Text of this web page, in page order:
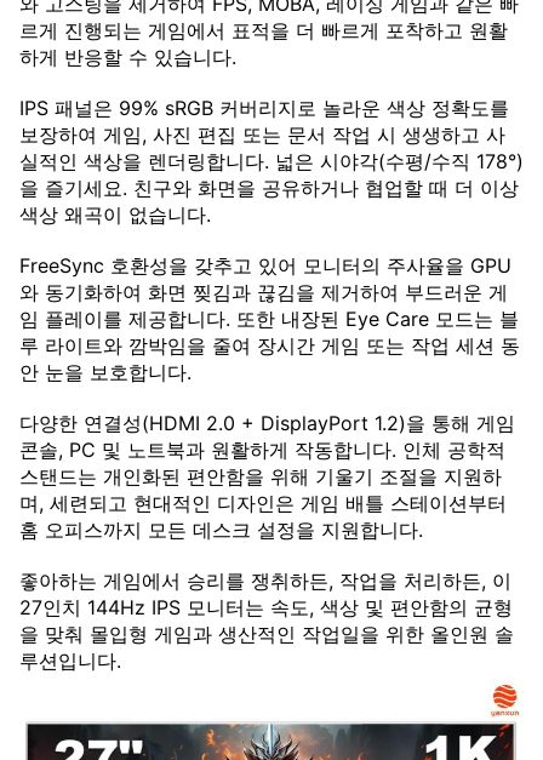
르게 진행되는 게임에서 표적을 더 빠르게 포착하고 원활
하게 반응할 수 있습니다.
IPS 패널은 99% sRGB 커버리지로 놀라운 색상 정확도를
보장하여 게임, 사진 편집 또는 문서 작업 시 생생하고 사
실적인 색상을 렌더링합니다. 넓은 시야각(수평/수직 178°)
을 즐기세요. 친구와 화면을 공유하거나 협업할 때 더 이상
색상 왜곡이 없습니다.
FreeSync 호환성을 갖추고 있어 모니터의 주사율을 GPU
와 동기화하여 화면 찢김과 끊김을 제거하여 부드러운 게
임 플레이를 제공합니다. 또한 내장된 Eye Care 모드는 블
루 라이트와 깜박임을 줄여 장시간 게임 또는 작업 세션 동
안 눈을 보호합니다.
다양한 연결성(HDMI 2.0 + DisplayPort 1.2)을 통해 게임
콘솔, PC 및 노트북과 원활하게 작동합니다. 인체 공학적
스탠드는 개인화된 편안함을 위해 기울기 조절을 지원하
며, 세련되고 현대적인 디자인은 게임 배틀 스테이션부터
홈 오피스까지 모든 데스크 설정을 지원합니다.
좋아하는 게임에서 승리를 쟁취하든, 작업을 처리하든, 이
27인치 144Hz IPS 모니터는 속도, 색상 및 편안함의 균형
을 맞춰 몰입형 게임과 생산적인 작업일을 위한 올인원 솔
루션입니다.